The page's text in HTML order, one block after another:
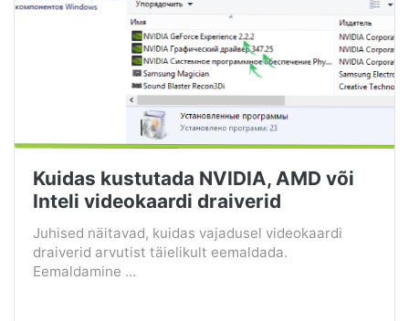
Kuidas kustutada NVIDIA, AMD või
Inteli videokaardi draiverid
Juhised näitavad, kuidas vajadusel videokaardi
draiverid arvutist täielikult eemaldada.
Eemaldamine ...